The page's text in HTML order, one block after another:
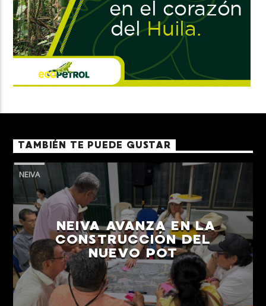
TAMBIÉN TE PUEDE GUSTAR
NEIVA
NEIVA AVANZA EN LA
CONSTRUCCIÓN DEL
NUEVO POT